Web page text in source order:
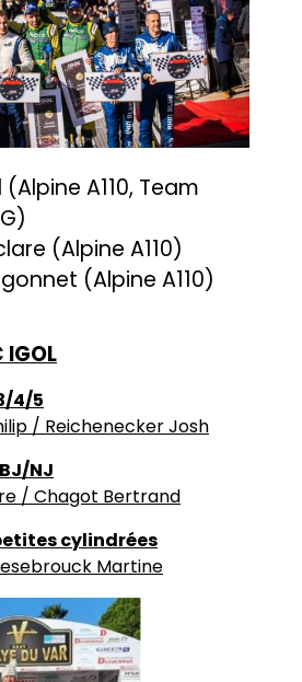
A110, Team
(Alpine A110)
(Alpine A110)
4/5
/ Reichenecker Josh
NJ
/ Chagot Bertrand
cylindrées
Martine